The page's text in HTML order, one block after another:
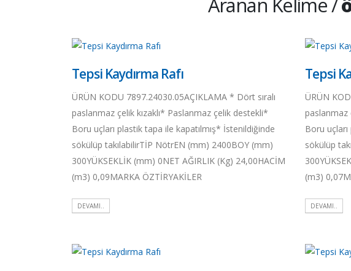
Tepsi Kaydırma Rafı
ÜRÜN KODU 7897.24030.05AÇIKLAMA * Dört sıralı
paslanmaz çelik kızaklı* Paslanmaz çelik destekli*
Boru uçları plastik tapa ile kapatılmış* İstenildiğinde
sökülüp takılabilirTİP NötrEN (mm) 2400BOY (mm)
300YÜKSEKLİK (mm) 0NET AĞIRLIK (Kg) 24,00HACİM
(m3) 0,09MARKA ÖZTİRYAKİLER
DEVAMI..
Tepsi
ÜRÜN
paslanmaz
Boru
sökülüp
(m3)
DEVAMI..